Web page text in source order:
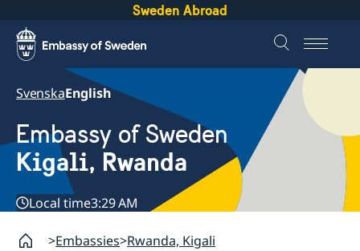
Sweden Abroad
SvenskaEnglish
Embassy of Sweden
Kigali, Rwanda
Local time3:29 AM
Embassies Rwanda, Kigali